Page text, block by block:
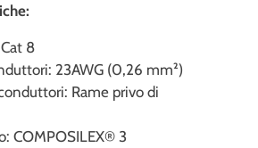
8
23AWG (0,26 mm²)
Rame privo di
COMPOSILEX® 3